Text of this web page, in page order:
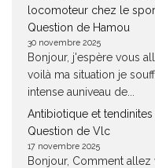
locomoteur chez le
Question de Hamou
30 novembre 2025
Bonjour, j'espère vous
voilà ma situation je
intense auniveau de...
Antibiotique et tendinites
Question de Vlc
17 novembre 2025
Bonjour, Comment allez